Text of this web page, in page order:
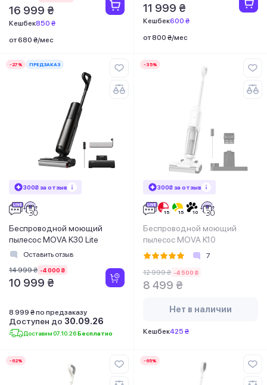
16 999 ₴
Кешбек850 ₴
от 680 ₴/мес
11 999 ₴
Кешбек600 ₴
от 800 ₴/мес
-27% ПРЕДЗАКАЗ
300₴ за отзыв
Беспроводной моющий
пылесос MOVA K30 Lite
Оставить отзыв
14 999 ₴ -4 000 ₴
10 999 ₴
8 999 ₴ по предзаказу
Доступен до 30.09.26
Доставим 07.10.26Бесплатно
-35%
300₴ за отзыв
Беспроводной моющий
пылесос MOVA K10
7
12 999 ₴ -4 500 ₴
8 499 ₴
Нет в наличии
Кешбек425 ₴
-62% -65%